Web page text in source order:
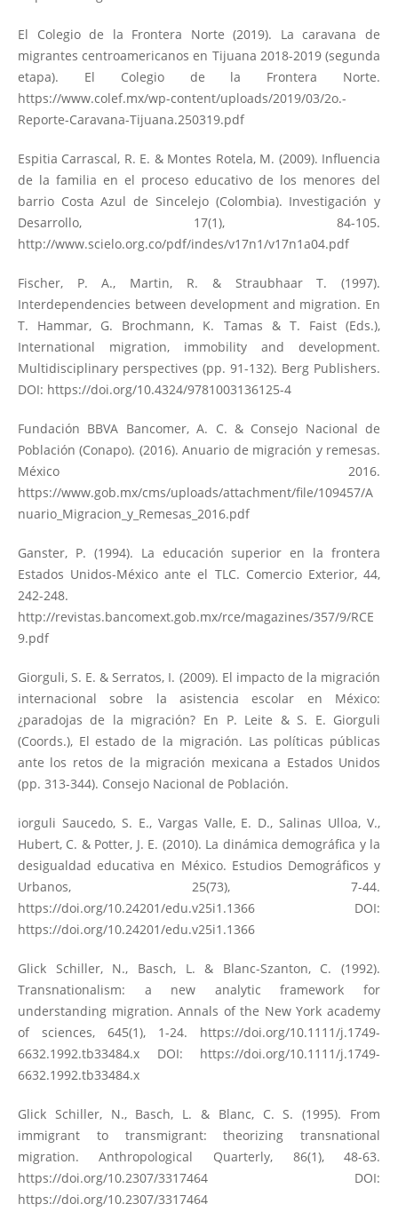
El Colegio de la Frontera Norte (2019). La caravana de
migrantes centroamericanos en Tijuana 2018-2019 (segunda
etapa). El Colegio de la Frontera Norte.
https://www.colef.mx/wp-content/uploads/2019/03/2o.-
Reporte-Caravana-Tijuana.250319.pdf
Espitia Carrascal, R. E. & Montes Rotela, M. (2009). Influencia
de la familia en el proceso educativo de los menores del
barrio Costa Azul de Sincelejo (Colombia). Investigación y
Desarrollo, 17(1), 84-105.
http://www.scielo.org.co/pdf/indes/v17n1/v17n1a04.pdf
Fischer, P. A., Martin, R. & Straubhaar T. (1997).
Interdependencies between development and migration. En
T. Hammar, G. Brochmann, K. Tamas & T. Faist (Eds.),
International migration, immobility and development.
Multidisciplinary perspectives (pp. 91-132). Berg Publishers.
DOI: https://doi.org/10.4324/9781003136125-4
Fundación BBVA Bancomer, A. C. & Consejo Nacional de
Población (Conapo). (2016). Anuario de migración y remesas.
México 2016.
https://www.gob.mx/cms/uploads/attachment/file/109457/A
nuario_Migracion_y_Remesas_2016.pdf
Ganster, P. (1994). La educación superior en la frontera
Estados Unidos-México ante el TLC. Comercio Exterior, 44,
242-248.
http://revistas.bancomext.gob.mx/rce/magazines/357/9/RCE
9.pdf
Giorguli, S. E. & Serratos, I. (2009). El impacto de la migración
internacional sobre la asistencia escolar en México:
¿paradojas de la migración? En P. Leite & S. E. Giorguli
(Coords.), El estado de la migración. Las políticas públicas
ante los retos de la migración mexicana a Estados Unidos
(pp. 313-344). Consejo Nacional de Población.
iorguli Saucedo, S. E., Vargas Valle, E. D., Salinas Ulloa, V.,
Hubert, C. & Potter, J. E. (2010). La dinámica demográfica y la
desigualdad educativa en México. Estudios Demográficos y
Urbanos, 25(73), 7-44.
https://doi.org/10.24201/edu.v25i1.1366DOI:
https://doi.org/10.24201/edu.v25i1.1366
Glick Schiller, N., Basch, L. & Blanc-Szanton, C. (1992).
Transnationalism: a new analytic framework for
understanding migration. Annals of the New York academy
of sciences, 645(1), 1-24. https://doi.org/10.1111/j.1749-
6632.1992.tb33484.xDOI: https://doi.org/10.1111/j.1749-
6632.1992.tb33484.x
Glick Schiller, N., Basch, L. & Blanc, C. S. (1995). From
immigrant to transmigrant: theorizing transnational
migration. Anthropological Quarterly, 86(1), 48-63.
https://doi.org/10.2307/3317464DOI:
https://doi.org/10.2307/3317464